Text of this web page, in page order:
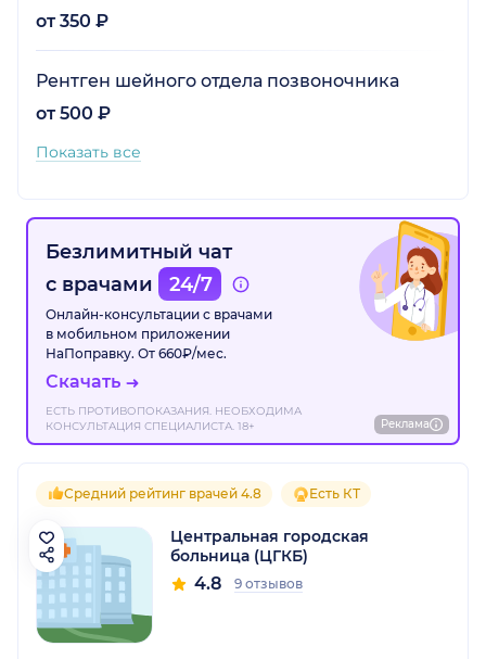
от 350 ₽
Рентген шейного отдела позвоночника
от 500 ₽
Показать все
Безлимитный чат
с врачами
24/7
Онлайн-консультации с врачами
в мобильном приложении
НаПоправку. От 660₽/мес.
Скачать
ЕСТЬ ПРОТИВОПОКАЗАНИЯ. НЕОБХОДИМА
КОНСУЛЬТАЦИЯ СПЕЦИАЛИСТА. 18+
Реклама
Средний рейтинг врачей 4.8 Есть КТ
Центральная городская
больница (ЦГКБ)
4.8 9 отзывов